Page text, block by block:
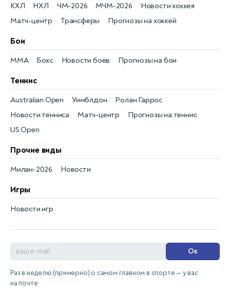
Новости хоккея
КХЛ
Матч-центр
НХЛ
Трансферы
ЧМ-2026
Прогнозы на хоккей
МЧМ-2026
Бои
Новости боёв
MMA Прогнозы на бои
Бокс
Теннис
Новости тенниса
Australian Open
Матч-центр
Уимблдон
Прогнозы на теннис
Ролан Гаррос
US Open
Прочие виды
Новости
Милан-2026
Игры
Новости игр
Ок
Раз в неделю (примерно) о самом главном в спорте — у вас
на почте